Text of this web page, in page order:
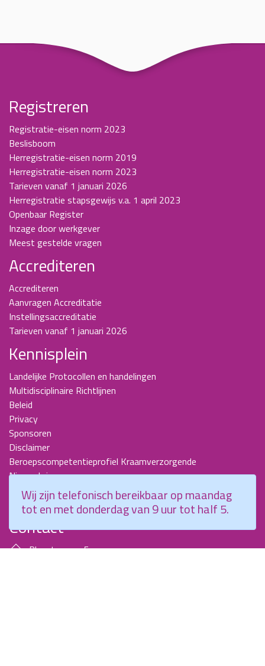
Registreren
Registratie-eisen norm 2023
Beslisboom
Herregistratie-eisen norm 2019
Herregistratie-eisen norm 2023
Tarieven vanaf 1 januari 2026
Herregistratie stapsgewijs v.a. 1 april 2023
Openbaar Register
Inzage door werkgever
Meest gestelde vragen
Accrediteren
Accrediteren
Aanvragen Accreditatie
Instellingsaccreditatie
Tarieven vanaf 1 januari 2026
Kennisplein
Landelijke Protocollen en handelingen
Multidisciplinaire Richtlijnen
Beleid
Privacy
Sponsoren
Disclaimer
Beroepscompetentieprofiel Kraamverzorgende
Nieuwsbrieven
KCKZ-specials
Jaarverslagen
Contact
Planetenweg 5
Wij zijn telefonisch bereikbaar op maandag
tot en met donderdag van 9 uur tot half 5.